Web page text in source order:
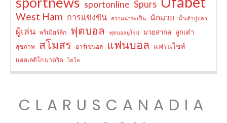
sportonline Spurs
West Ham การแข่งขัน ความน่าจะเป็น นักมวย น้ำเต้าปูปลา
ผู้เล่น พรีเมียร์ลีก ฟุตบอล ฟุตบอลยุโรป มวยสากล ลูกเต๋า
สุขภาพ สโมสร อาร์เซน่อล แฟนบอล แฟรนไชส์
แอตเลติโก มาดริด ไฮโล
CLARUSCANADIA